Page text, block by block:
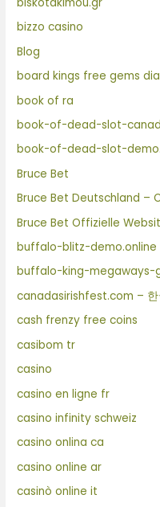
bizzo casino
Blog
board kings free gems
book of ra
book-of-dead-slot-
book-of-dead-slot-
Bruce Bet
Bruce Bet Deutschland –
Bruce Bet Offizielle
buffalo-blitz-demo.online
buffalo-king-megaways-
canadasirishfest.com – 한
cash frenzy free coins
casibom tr
casino
casino en ligne fr
casino infinity schweiz
casino onlina ca
casino online ar
casinò online it